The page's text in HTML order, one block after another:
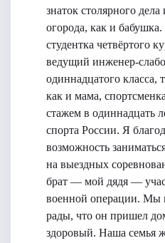
знаток столярного дела
огорода, как и
студентка четвёртого
ведущий инженер-
одиннадцатого класса,
как и мама,
стажем в одиннадцать
спорта России. Я
возможность
на выездных
брат — мой дядя —
военной операции. Мы
рады, что он пришел
здоровый. Наша семья